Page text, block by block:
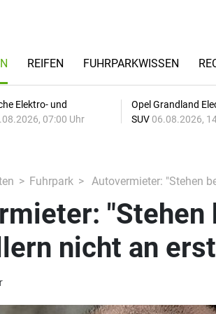
REIFEN FUHRPARKWISSEN
Elektro- und
07:00 Uhr
Opel Grandland
SUV 06.08.2026,
Fuhrpark Autovermieter: "Stehen
"Stehen
nicht an